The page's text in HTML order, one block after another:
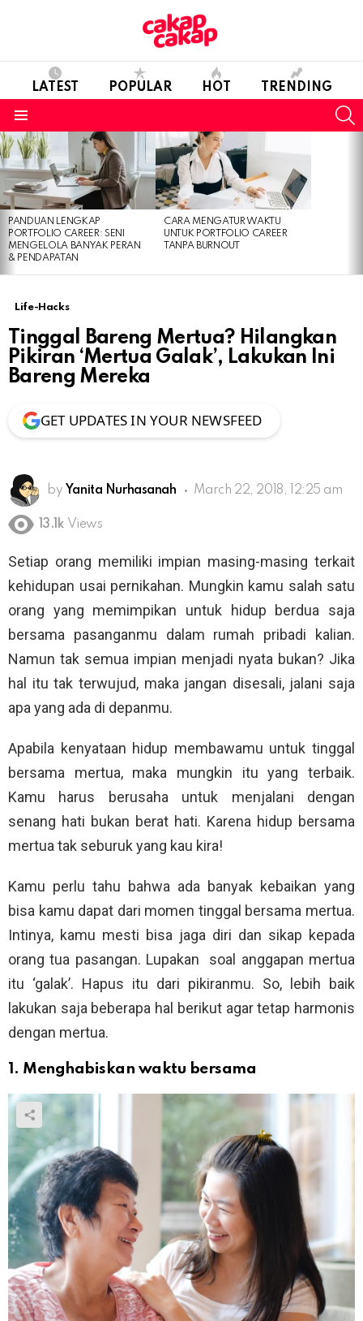
LATEST POPULAR HOT TRENDING
LATEST
STORIES
PANDUAN LENGKAP
PORTFOLIO CAREER: SENI
MENGELOLA BANYAK PERAN
& PENDAPATAN
CARA MENGATUR WAKTU
UNTUK PORTFOLIO CAREER
TANPA BURNOUT
Life-Hacks
Tinggal Bareng Mertua? Hilangkan
Pikiran ‘Mertua Galak’, Lakukan Ini
Bareng Mereka
GET UPDATES IN YOUR NEWSFEED
by Yanita Nurhasanah March 22, 2018, 12:25 am
13.1k Views
Setiap orang memiliki impian masing-masing terkait
kehidupan usai pernikahan. Mungkin kamu salah satu
orang yang memimpikan untuk hidup berdua saja
bersama pasanganmu dalam rumah pribadi kalian.
Namun tak semua impian menjadi nyata bukan? Jika
hal itu tak terwujud, maka jangan disesali, jalani saja
apa yang ada di depanmu.
Apabila kenyataan hidup membawamu untuk tinggal
bersama mertua, maka mungkin itu yang terbaik.
Kamu harus berusaha untuk menjalani dengan
senang hati bukan berat hati. Karena hidup bersama
mertua tak seburuk yang kau kira!
Kamu perlu tahu bahwa ada banyak kebaikan yang
bisa kamu dapat dari momen tinggal bersama mertua.
Intinya, kamu mesti bisa jaga diri dan sikap kepada
orang tua pasangan. Lupakan soal anggapan mertua
itu ‘galak’. Hapus itu dari pikiranmu. So, lebih baik
lakukan saja beberapa hal berikut agar tetap harmonis
dengan mertua.
1. Menghabiskan waktu bersama